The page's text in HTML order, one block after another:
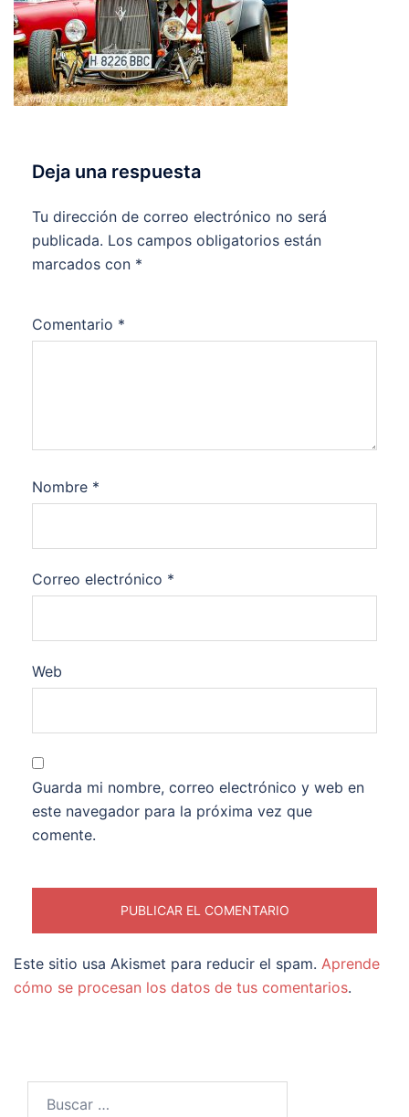
Deja una respuesta
Tu dirección de correo electrónico no será
publicada. Los campos obligatorios están
marcados con *
Comentario *
Nombre *
Correo electrónico *
Web
Guarda mi nombre, correo electrónico y web en
este navegador para la próxima vez que
comente.
Este sitio usa Akismet para reducir el spam. Aprende
cómo se procesan los datos de tus comentarios.